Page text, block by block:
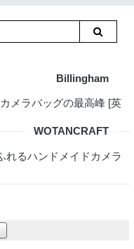
Billingham
メラバッグの最高峰 [英
WOTANCRAFT
れるハンドメイドカメラ